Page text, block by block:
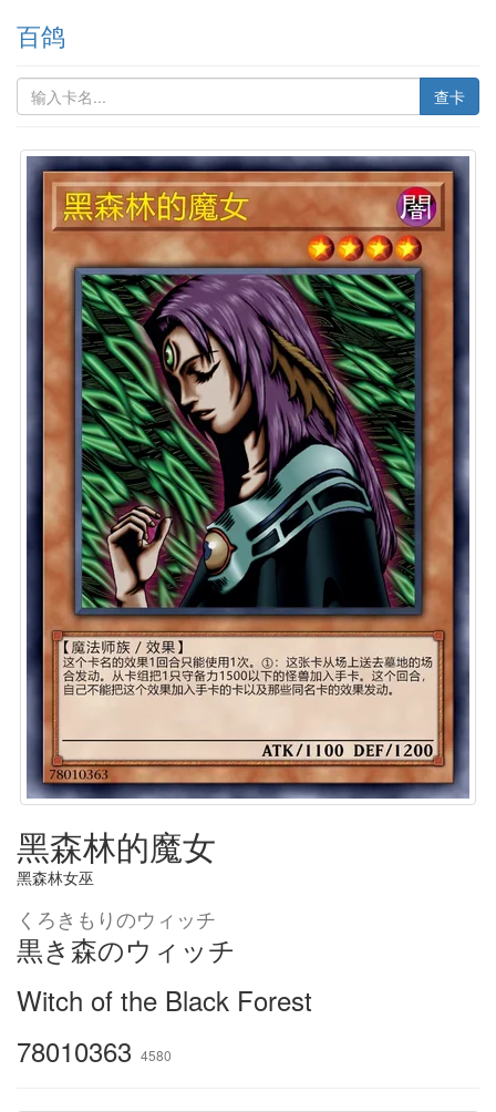
百鸽
查卡
黑森林的魔女
黑森林女巫
くろきもりのウィッチ
黒き森のウィッチ
Witch of the Black Forest
78010363 4580